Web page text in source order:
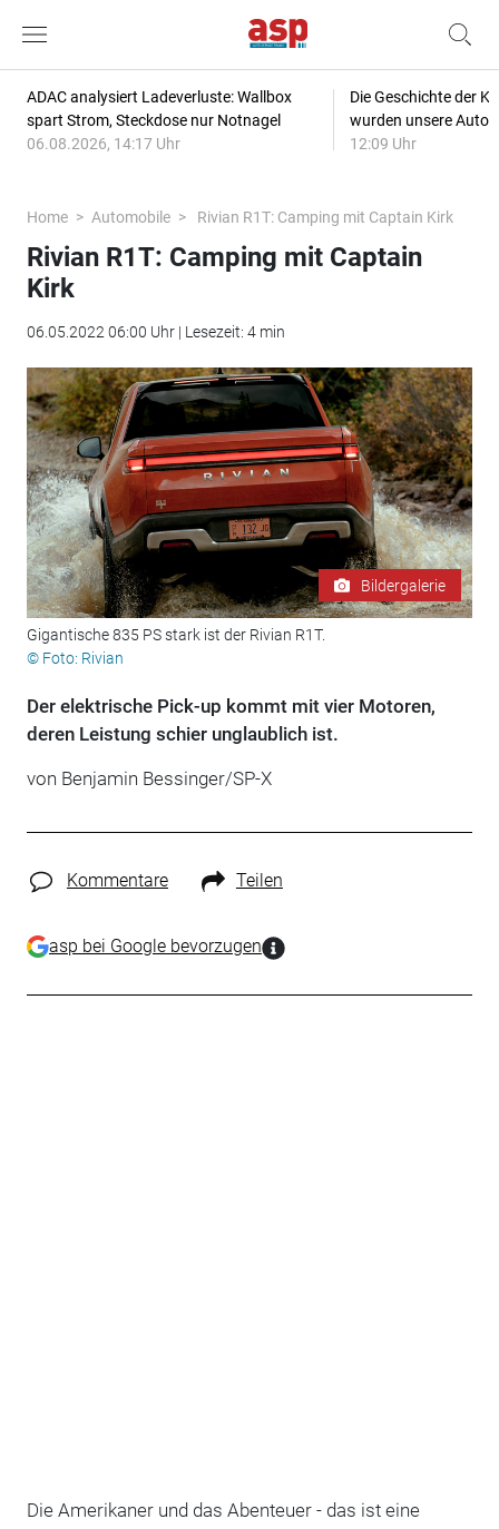
ADAC analysiert Ladeverluste: Wallbox
spart Strom, Steckdose nur Notnagel
06.08.2026, 14:17 Uhr
Die Geschichte der
wurden unsere
12:09 Uhr
Home Automobile Rivian R1T: Camping mit Captain Kirk
Rivian R1T: Camping mit Captain
Kirk
06.05.2022 06:00 Uhr | Lesezeit: 4 min
Bildergalerie
Gigantische 835 PS stark ist der Rivian R1T.
© Foto: Rivian
Der elektrische Pick-up kommt mit vier Motoren,
deren Leistung schier unglaublich ist.
von Benjamin Bessinger/SP-X
Kommentare Teilen
asp bei Google bevorzugen
Die Amerikaner und das Abenteuer - das ist eine